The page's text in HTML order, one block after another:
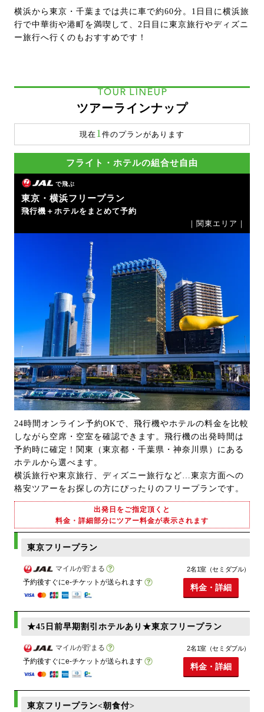
横浜から東京・千葉までは共に車で約60分。1日目に横浜旅
行で中華街や港町を満喫して、2日目に東京旅行やディズニ
ー旅行へ行くのもおすすめです！
TOUR LINEUP
ツアーラインナップ
現在1件のプランがあります
フライト・ホテルの組合せ自由
で飛ぶ
東京・横浜フリープラン
飛行機＋ホテルをまとめて予約
｜関東エリア｜
24時間オンライン予約OKで、飛行機やホテルの料金を比較
しながら空席・空室を確認できます。飛行機の出発時間は
予約時に確定！関東（東京都・千葉県・神奈川県）にある
ホテルから選べます。
横浜旅行や東京旅行、ディズニー旅行など…東京方面への
格安ツアーをお探しの方にぴったりのフリープランです。
出発日をご指定頂くと
料金・詳細部分にツアー料金が表示されます
東京フリープラン
マイルが貯まる
予約後すぐにe-チケットが送られます
2名1室（セミダブル）
料金・詳細
★45日前早期割引ホテルあり★東京フリープラン
マイルが貯まる
予約後すぐにe-チケットが送られます
2名1室（セミダブル）
料金・詳細
東京フリープラン<朝食付>